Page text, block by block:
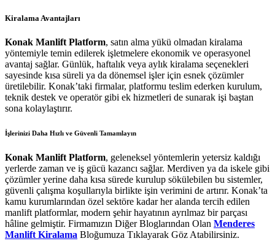
Kiralama Avantajları
Konak Manlift Platform, satın alma yükü olmadan kiralama
yöntemiyle temin edilerek işletmelere ekonomik ve operasyonel
avantaj sağlar. Günlük, haftalık veya aylık kiralama seçenekleri
sayesinde kısa süreli ya da dönemsel işler için esnek çözümler
üretilebilir. Konak’taki firmalar, platformu teslim ederken kurulum,
teknik destek ve operatör gibi ek hizmetleri de sunarak işi baştan
sona kolaylaştırır.
İşlerinizi Daha Hızlı ve Güvenli Tamamlayın
Konak Manlift Platform, geleneksel yöntemlerin yetersiz kaldığı
yerlerde zaman ve iş gücü kazancı sağlar. Merdiven ya da iskele gibi
çözümler yerine daha kısa sürede kurulup sökülebilen bu sistemler,
güvenli çalışma koşullarıyla birlikte işin verimini de artırır. Konak’ta
kamu kurumlarından özel sektöre kadar her alanda tercih edilen
manlift platformlar, modern şehir hayatının ayrılmaz bir parçası
hâline gelmiştir. Firmamızın Diğer Bloglarından Olan Menderes
Manlift Kiralama Bloğumuza Tıklayarak Göz Atabilirsiniz.